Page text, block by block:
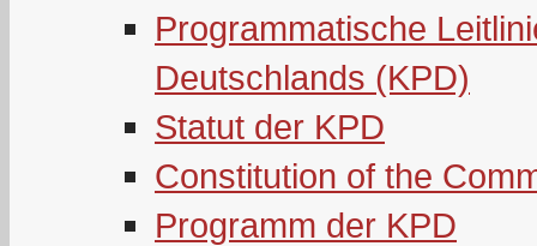
Programmatische
Deutschlands (KPD)
Statut der KPD
Constitution of the
Programm der KPD